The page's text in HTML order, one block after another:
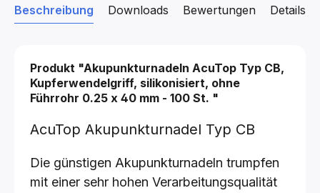
Beschreibung Downloads Details
Bewertungen
Produkt "Akupunkturnadeln AcuTop Typ CB,
Kupferwendelgriff, silikonisiert, ohne
Führrohr 0.25 x 40 mm - 100 St. "
AcuTop Akupunkturnadel Typ CB
Die günstigen Akupunkturnadeln trumpfen
mit einer sehr hohen Verarbeitungsqualität